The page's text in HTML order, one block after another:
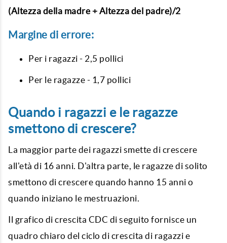
(Altezza della madre + Altezza del padre)/2
Margine di errore:
Per i ragazzi - 2,5 pollici
Per le ragazze - 1,7 pollici
Quando i ragazzi e le ragazze
smettono di crescere?
La maggior parte dei ragazzi smette di crescere
all'età di 16 anni. D'altra parte, le ragazze di solito
smettono di crescere quando hanno 15 anni o
quando iniziano le mestruazioni.
Il grafico di crescita CDC di seguito fornisce un
quadro chiaro del ciclo di crescita di ragazzi e